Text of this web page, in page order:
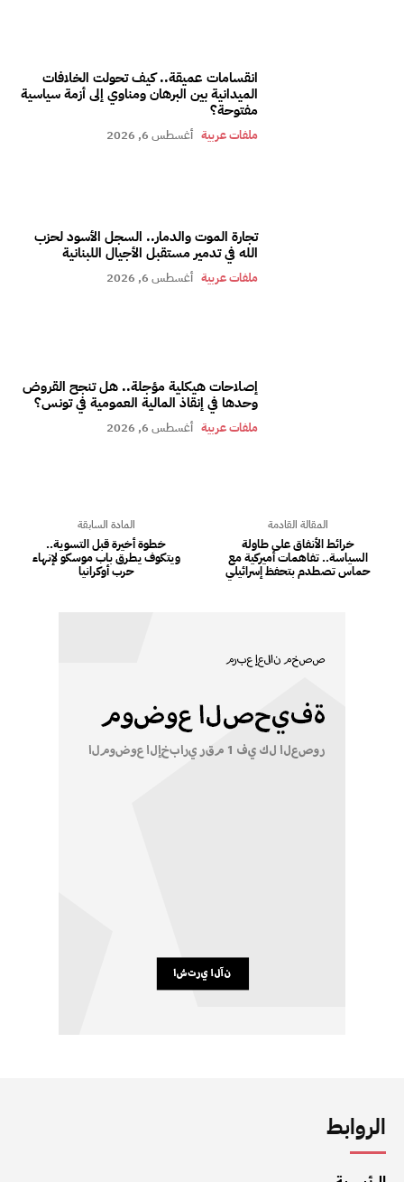
انقسامات عميقة.. كيف تحولت الخلافات
الميدانية بين البرهان ومناوي إلى أزمة سياسية
مفتوحة؟
ملفات عربية أغسطس 6, 2026
تجارة الموت والدمار.. السجل الأسود لحزب
الله في تدمير مستقبل الأجيال اللبنانية
ملفات عربية أغسطس 6, 2026
إصلاحات هيكلية مؤجلة.. هل تنجح القروض
وحدها في إنقاذ المالية العمومية في تونس؟
ملفات عربية أغسطس 6, 2026
المادة السابقة
خطوة أخيرة قبل التسوية..
ويتكوف يطرق باب موسكو لإنهاء
حرب أوكرانيا
المقالة القادمة
خرائط الأنفاق على طاولة
السياسة.. تفاهمات أميركية مع
حماس تصطدم بتحفظ إسرائيلي
الروابط